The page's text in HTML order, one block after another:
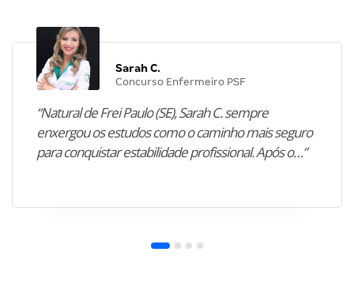
Sarah C.
Concurso Enfermeiro PSF
“Natural de Frei Paulo (SE), Sarah C. sempre
enxergou os estudos como o caminho mais seguro
para conquistar estabilidade profissional. Após o…”